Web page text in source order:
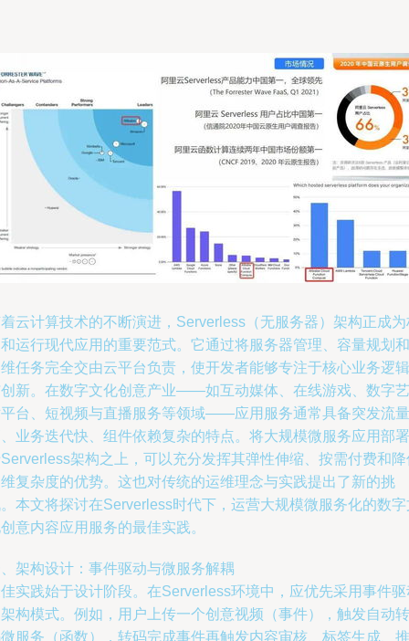
云计算技术的不断演进，Serverless（无服务器）架构正成为
运行现代应用的重要范式。它通过将服务器管理、容量规划和
任务完全交由云平台负责，使开发者能够专注于核心业务逻辑
新。在数字文化创意产业——如互动媒体、在线游戏、数字艺
台、短视频与直播服务等领域——应用服务通常具备突发流量
业务迭代快、组件依赖复杂的特点。将大规模微服务应用部署
架构之上，可以充分发挥其弹性伸缩、按需付费和降
复杂度的优势。这也对传统的运维理念与实践提出了新的挑
本文将探讨在Serverless时代下，运营大规模微服务化的数字
意内容应用服务的最佳实践。
架构设计：事件驱动与微服务解耦
实践始于设计阶段。在Serverless环境中，应优先采用事件驱
构模式。例如，用户上传一个创意视频（事件），触发自动转
服务（函数），转码完成事件再触发内容审核、标签生成、推